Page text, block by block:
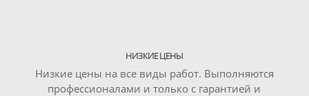
НИЗКИЕ ЦЕНЫ
Низкие цены на все виды работ. Выполняются
профессионалами и только с гарантией и